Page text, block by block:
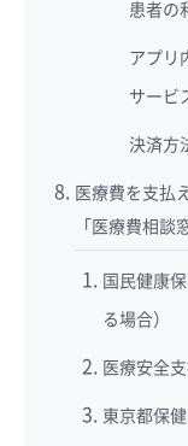
患者の
アプリ
サービ
決済方
医療費を支払
「医療費相談
国民健康
る場合）
医療安全
東京都保